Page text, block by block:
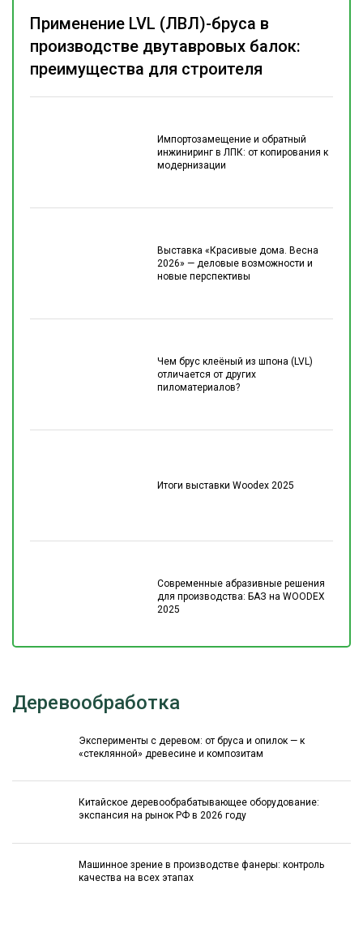
Импортозамещение и обратный
инжиниринг в ЛПК: от копирования к
модернизации
Выставка «Красивые дома. Весна
2026» — деловые возможности и
новые перспективы
Чем брус клеёный из шпона (LVL)
отличается от других
пиломатериалов?
Итоги выставки Woodex 2025
Современные абразивные решения
для производства: БАЗ на WOODEX
2025
Применение LVL (ЛВЛ)-бруса в
производстве двутавровых балок:
преимущества для строителя
Деревообработка
Эксперименты с деревом: от бруса и опилок — к
«стеклянной» древесине и композитам
Китайское деревообрабатывающее оборудование:
экспансия на рынок РФ в 2026 году
Машинное зрение в производстве фанеры: контроль
качества на всех этапах